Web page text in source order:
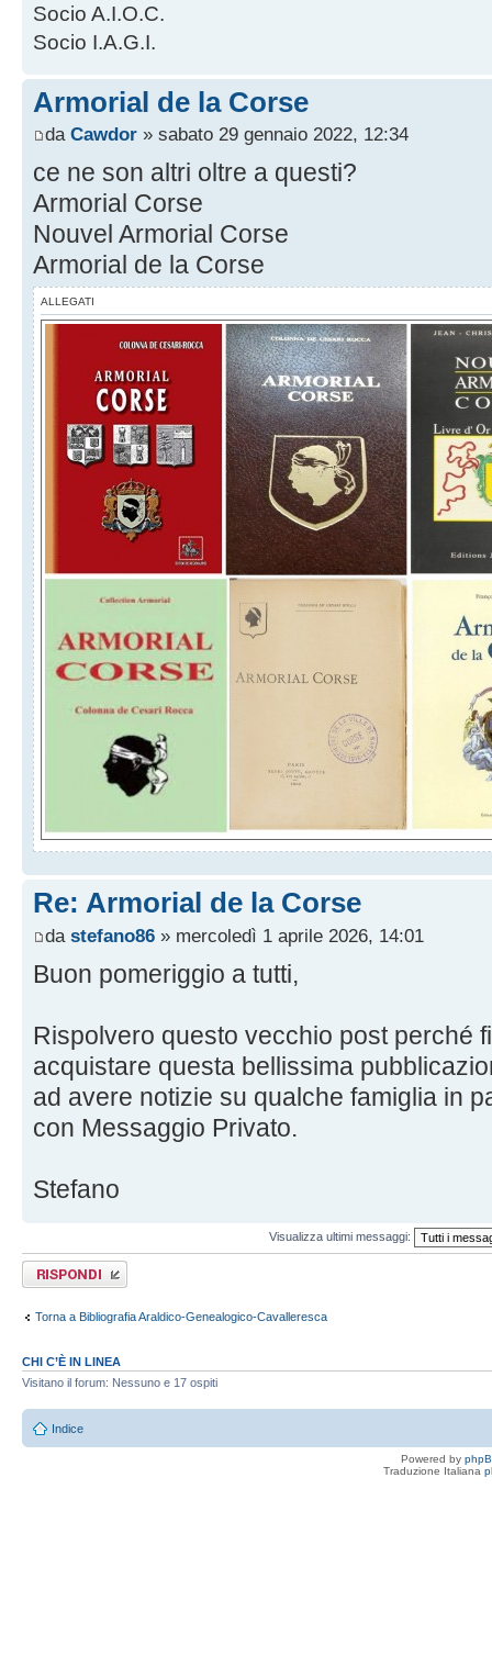
Socio A.I.O.C.
Socio I.A.G.I.
Armorial de la Corse
da Cawdor » sabato 29 gennaio 2022, 12:34
ce ne son altri oltre a questi?
Armorial Corse
Nouvel Armorial Corse
Armorial de la Corse
ALLEGATI
Re: Armorial de la Corse
da stefano86 » mercoledì 1 aprile 2026, 14:01
Buon pomeriggio a tutti,
Rispolvero questo vecchio post perché
acquistare questa bellissima
ad avere notizie su qualche famiglia in
con Messaggio Privato.
Stefano
Visualizza ultimi messaggi:
Rispondi al
messaggio
Torna a Bibliografia Araldico-Genealogico-Cavalleresca
CHI C’È IN LINEA
Visitano il forum: Nessuno e 17 ospiti
Indice
Powered by
Traduzione Italiana